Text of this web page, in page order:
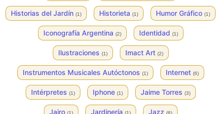
Historias del Jardín (1) Historieta (1) Humor Gráfico (1)
Iconografía Argentina (2) Identidad (1)
Ilustraciones (1) Imact Art (2)
Instrumentos Musicales Autóctonos (1) Internet (6)
Intérpretes (1) Iphone (1) Jaime Torres (3)
Jairo (1) Jardinería (1) Jazz (6)